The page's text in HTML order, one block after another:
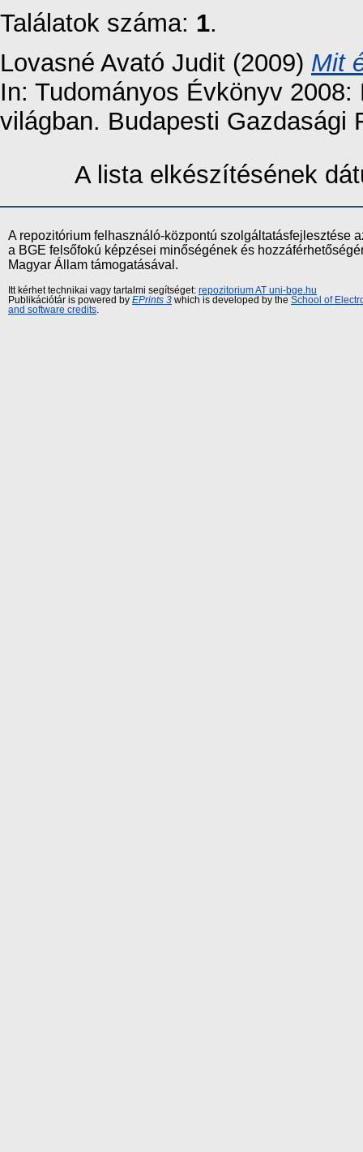
Találatok száma: 1.
Lovasné Avató Judit (2009) Mit
In: Tudományos Évkönyv
világban. Budapesti Gazdasági
A lista elkészítésének
A repozitórium felhasználó-központú szolgáltatásfejlesztése
a BGE felsőfokú képzései minőségének és
Magyar Állam támogatásával.
Itt kérhet technikai vagy tartalmi segítséget: repozitorium AT uni-bge.hu
Publikációtár is powered by EPrints 3 which is developed by the School of
and software credits